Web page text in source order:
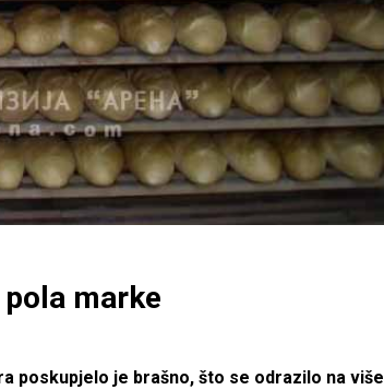
marke
poskupjelo je brašno, što se odrazilo na više